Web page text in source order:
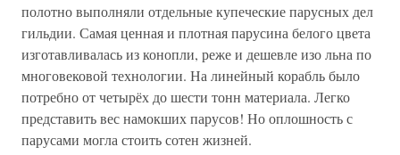
полотно выполняли отдельные купеческие парусных дел
гильдии. Самая ценная и плотная парусина белого цвета
изготавливалась из конопли, реже и дешевле изо льна по
многовековой технологии. На линейный корабль было
потребно от четырёх до шести тонн материала. Легко
представить вес намокших парусов! Но оплошность с
парусами могла стоить сотен жизней.